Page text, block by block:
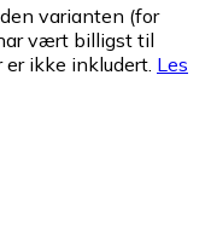
varianten (for
vært billigst til
ikke inkludert. Les